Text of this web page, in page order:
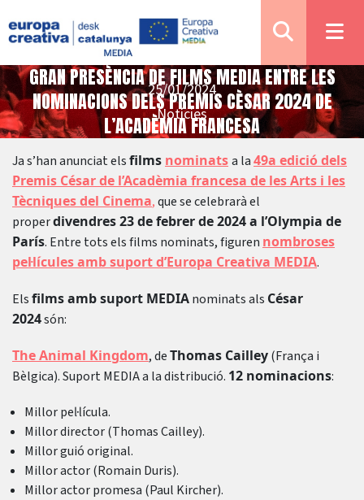
Notícies
GRAN PRESÈNCIA DE FILMS MEDIA ENTRE LES
NOMINACIONS DELS PREMIS CÈSAR 2024 DE
L’ACADÈMIA FRANCESA
25/01/2024
Ja s’han anunciat elsfilms nominatsa la49a edició dels
Premis César de l’Acadèmia francesa de les Arts i les
Tècniques del Cinema,que se celebrarà el
properdivendres 23 de febrer de 2024 a l’Olympia de
París. Entre tots els films nominats, figuren nombroses
pel·lícules amb suport d’Europa Creativa MEDIA.
Elsfilms amb suport MEDIAnominats als César
2024són:
The Animal Kingdom, deThomas Cailley(França i
Bèlgica). Suport MEDIA a la distribució. 12 nominacions:
Millor pel·lícula.
Millor director (Thomas Cailley).
Millor guió original.
Millor actor (Romain Duris).
Millor actor promesa (Paul Kircher).